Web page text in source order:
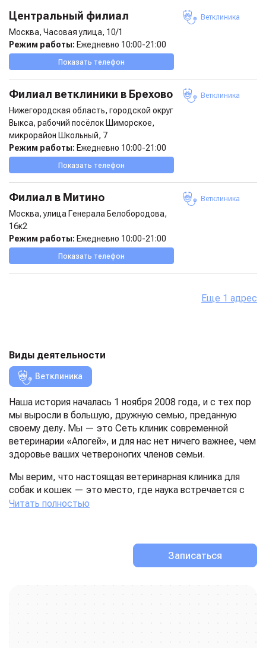
Центральный филиал
Москва, Часовая улица, 10/1
Режим работы: Ежедневно 10:00-21:00
Показать телефон
Ветклиника
Филиал ветклиники в Брехово
Нижегородская область, городской округ
Выкса, рабочий посёлок Шиморское,
микрорайон Школьный, 7
Режим работы: Ежедневно 10:00-21:00
Показать телефон
Ветклиника
Филиал в Митино
Москва, улица Генерала Белобородова,
16к2
Режим работы: Ежедневно 10:00-21:00
Показать телефон
Ветклиника
Еще 1 адрес
Виды деятельности
Ветклиника
Наша история началась 1 ноября 2008 года, и с тех пор
мы выросли в большую, дружную семью, преданную
своему делу. Мы — это Сеть клиник современной
ветеринарии «Апогей», и для нас нет ничего важнее, чем
здоровье ваших четвероногих членов семьи.
Мы верим, что настоящая ветеринарная клиника для
собак и кошек — это место, где наука встречается с
безграничной любовью. Здесь, в нашем светлом и
окружён вниманием. Мы знаем, как важно найти общий
язык с каждым питомцем, и наши специалисты умеют
говорить на языке ласки и заботы, чтобы осмотр
Читать полностью
Записаться